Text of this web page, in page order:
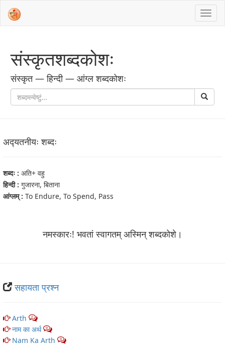
संस्‍कृतशब्‍दकोशः
संस्‍कृत — हिन्दी — आंग्ल शब्‍दकोशः
अद्‍यतनीयः शब्‍दः
शब्‍दः : अति+ वहु
हिन्दी : गुजारना, बिताना
आंग्‍लम् : To Endure, To Spend, Pass
नमस्कारः! भवतां स्वागतम् अस्मिन् शब्‍दकोशे।
सहायता प्रश्न
Arth 1
नाम का अर्थ 3
Nam Ka Arth 3